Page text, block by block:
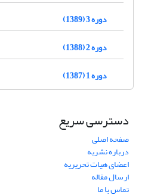
دوره 3 (1389)
دوره 2 (1388)
دوره 1 (1387)
دسترسی سریع
صفحه اصلی
درباره نشریه
اعضای هیات تحریریه
ارسال مقاله
تماس با ما